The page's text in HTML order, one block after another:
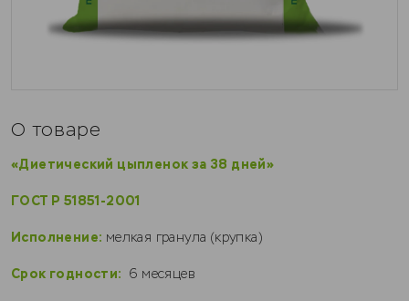
О товаре
«Диетический цыпленок за 38 дней»
ГОСТ Р 51851-2001
Исполнение: мелкая гранула (крупка)
Срок годности: 6 месяцев